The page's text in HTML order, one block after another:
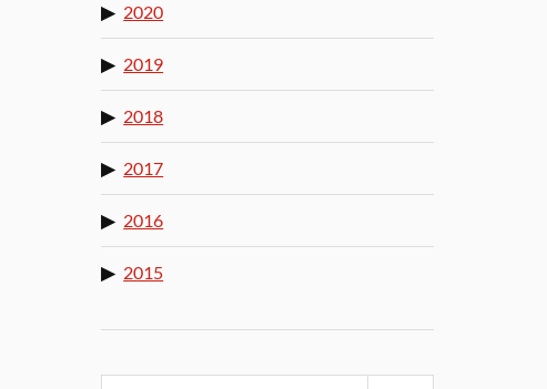
2020
2019
2018
2017
2016
2015